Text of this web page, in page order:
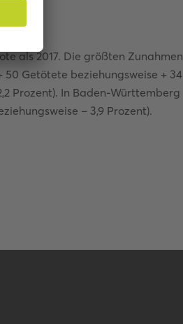
als 2017. Die größten Zunahmen
Getötete beziehungsweise + 34
Prozent). In Baden-Württemberg
– 3,9 Prozent).